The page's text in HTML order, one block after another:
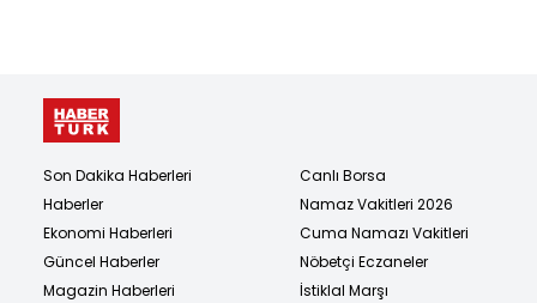
Son Dakika Haberleri
Haberler
Ekonomi Haberleri
Güncel Haberler
Magazin Haberleri
Canlı Borsa
Namaz Vakitleri 2026
Cuma Namazı Vakitleri
Nöbetçi Eczaneler
İstiklal Marşı